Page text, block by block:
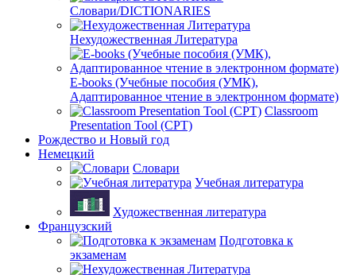
Словари/DICTIONARIES
Нехудожественная Литература
E-books (Учебные пособия (УМК),
Адаптированное чтение в электронном формате)
Classroom
Presentation Tool (CPT)
Рождество и Новый год
Немецкий
Словари
Учебная литература
Художественная литература
Французский
Подготовка к
экзаменам